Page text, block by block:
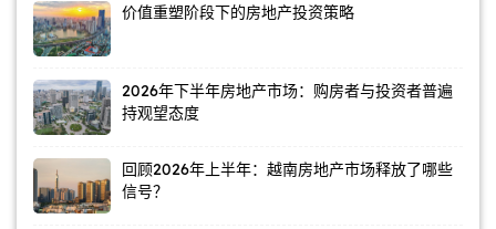
价值重塑阶段下的房地产投资策略
2026年下半年房地产市场：购房者与投资者普遍
持观望态度
回顾2026年上半年：越南房地产市场释放了哪些
信号？